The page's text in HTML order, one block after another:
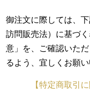
御注文に際しては、
訪問販売法）に基づ
意」を、ご確認いた
るよう、宜しくお願い
【特定商取引